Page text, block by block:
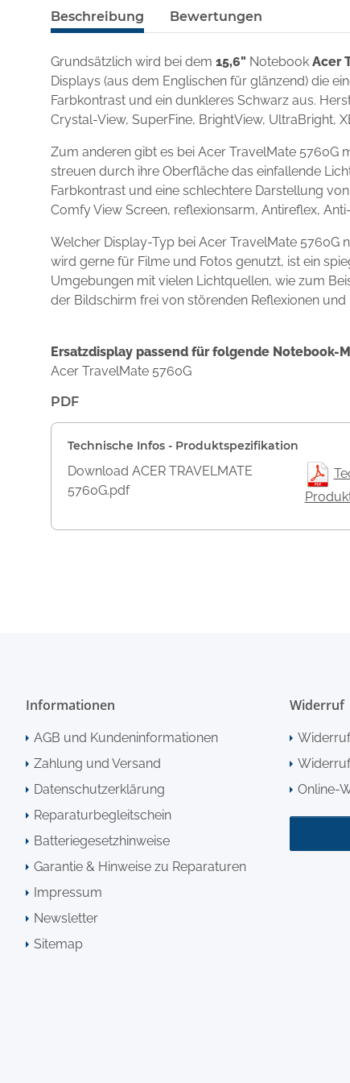
Beschreibung Bewertungen
Grundsätzlich wird bei dem 15,6" Notebook Acer
Displays (aus dem Englischen für glänzend) die
Farbkontrast und ein dunkleres Schwarz aus.
Crystal-View, SuperFine, BrightView, UltraBright,
Zum anderen gibt es bei Acer TravelMate 5760G
streuen durch ihre Oberfläche das einfallende
Farbkontrast und eine schlechtere Darstellung
Comfy View Screen, reflexionsarm, Antireflex,
Welcher Display-Typ bei Acer TravelMate 5760G
wird gerne für Filme und Fotos genutzt, ist ein
Umgebungen mit vielen Lichtquellen, wie zum
der Bildschirm frei von störenden Reflexionen und
Ersatzdisplay passend für folgende Notebook-
Acer TravelMate 5760G
PDF
Technische Infos - Produktspezifikation
Download ACER TRAVELMATE
5760G.pdf
Informationen
AGB und Kundeninformationen
Zahlung und Versand
Datenschutzerklärung
Reparaturbegleitschein
Batteriegesetzhinweise
Garantie & Hinweise zu Reparaturen
Impressum
Newsletter
Sitemap
Widerruf
Online-